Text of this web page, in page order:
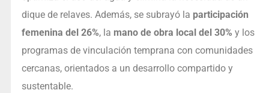
dique de relaves. Además, se subrayó la participación
femenina del 26%, la mano de obra local del 30% y los
programas de vinculación temprana con comunidades
cercanas, orientados a un desarrollo compartido y
sustentable.